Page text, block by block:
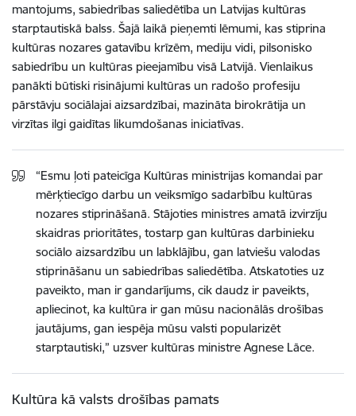
mantojums, sabiedrības saliedētība un Latvijas kultūras
starptautiskā balss. Šajā laikā pieņemti lēmumi, kas stiprina
kultūras nozares gatavību krīzēm, mediju vidi, pilsonisko
sabiedrību un kultūras pieejamību visā Latvijā. Vienlaikus
panākti būtiski risinājumi kultūras un radošo profesiju
pārstāvju sociālajai aizsardzībai, mazināta birokrātija un
virzītas ilgi gaidītas likumdošanas iniciatīvas.
“Esmu ļoti pateicīga Kultūras ministrijas komandai par
mērķtiecīgo darbu un veiksmīgo sadarbību kultūras
nozares stiprināšanā. Stājoties ministres amatā izvirzīju
skaidras prioritātes, tostarp gan kultūras darbinieku
sociālo aizsardzību un labklājību, gan latviešu valodas
stiprināšanu un sabiedrības saliedētība. Atskatoties uz
paveikto, man ir gandarījums, cik daudz ir paveikts,
apliecinot, ka kultūra ir gan mūsu nacionālās drošības
jautājums, gan iespēja mūsu valsti popularizēt
starptautiski,” uzsver kultūras ministre Agnese Lāce.
Kultūra kā valsts drošības pamats